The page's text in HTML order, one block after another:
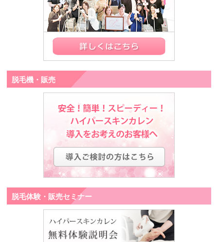
脱毛機・販売
脱毛体験・販売セミナー